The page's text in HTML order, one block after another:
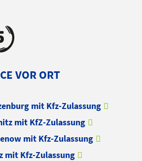
VOR ORT
mit Kfz-Zulassung
mit KfZ-Zulassung
mit Kfz-Zulassung
mit Kfz-Zulassung